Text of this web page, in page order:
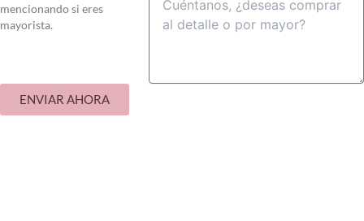
mencionando si eres
mayorista.
ENVIAR AHORA